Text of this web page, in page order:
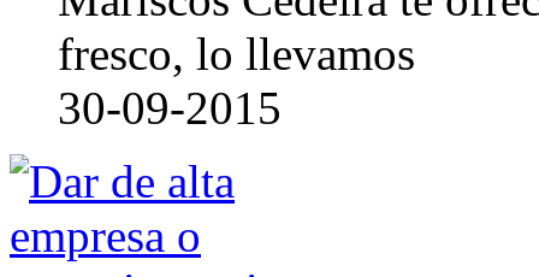
fresco, lo llevamos
30-09-2015